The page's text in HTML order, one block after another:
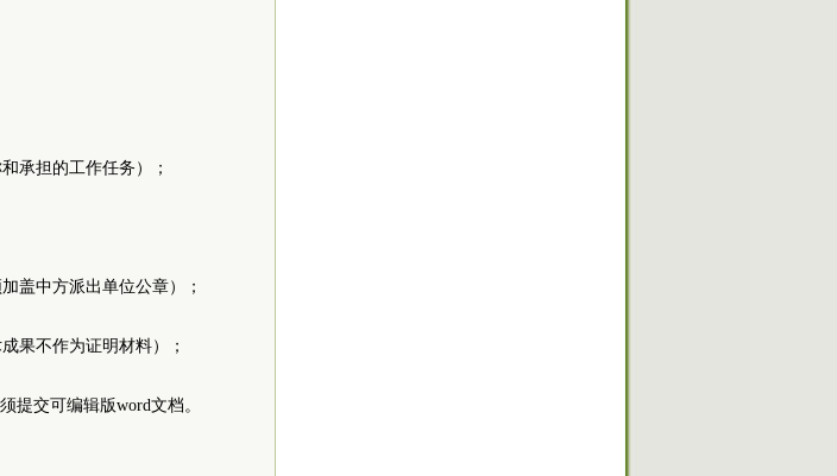
承担的工作任务）；
盖中方派出单位公章）；
果不作为证明材料）；
提交可编辑版word文档。